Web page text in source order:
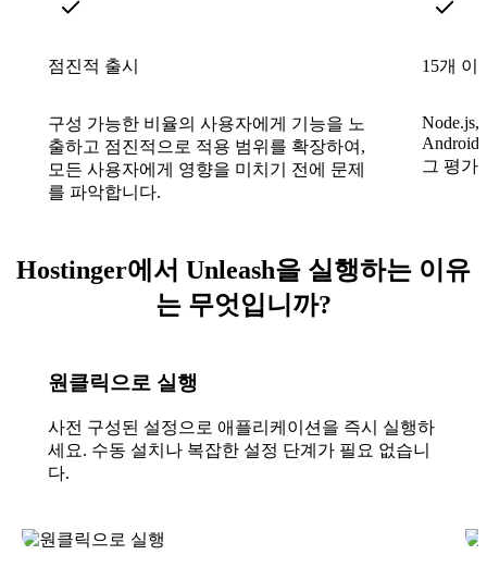
점진적 출시
구성 가능한 비율의 사용자에게 기능을 노
출하고 점진적으로 적용 범위를 확장하여,
모든 사용자에게 영향을 미치기 전에 문제
를 파악합니다.
15개 이
Node.js,
Android
그 평가
Hostinger에서 Unleash을 실행하는 이유
는 무엇입니까?
원클릭으로 실행
사전 구성된 설정으로 애플리케이션을 즉시 실행하
세요. 수동 설치나 복잡한 설정 단계가 필요 없습니
다.